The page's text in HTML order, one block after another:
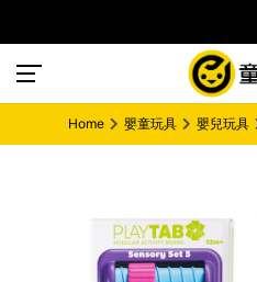
Home 嬰童玩具 嬰兒玩具